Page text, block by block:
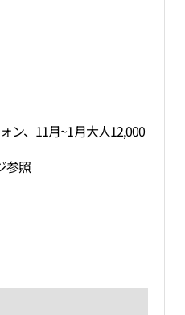
ン、11月~1月大人12,000
参照